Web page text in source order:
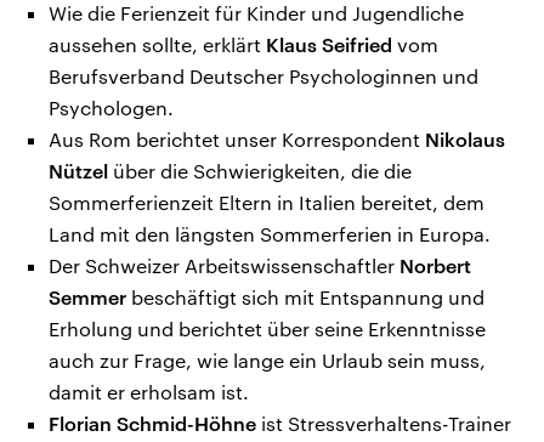
Wie die Ferienzeit für Kinder und Jugendliche
aussehen sollte, erklärt Klaus Seifried vom
Berufsverband Deutscher Psychologinnen und
Psychologen.
Aus Rom berichtet unser Korrespondent Nikolaus
Nützel über die Schwierigkeiten, die die
Sommerferienzeit Eltern in Italien bereitet, dem
Land mit den längsten Sommerferien in Europa.
Der Schweizer Arbeitswissenschaftler Norbert
Semmer beschäftigt sich mit Entspannung und
Erholung und berichtet über seine Erkenntnisse
auch zur Frage, wie lange ein Urlaub sein muss,
damit er erholsam ist.
Florian Schmid-Höhne ist Stressverhaltens-Trainer